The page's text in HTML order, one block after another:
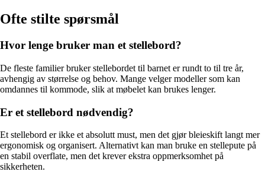
Ofte stilte spørsmål
Hvor lenge bruker man et stellebord?
De fleste familier bruker stellebordet til barnet er rundt to til tre år,
avhengig av størrelse og behov. Mange velger modeller som kan
omdannes til kommode, slik at møbelet kan brukes lenger.
Er et stellebord nødvendig?
Et stellebord er ikke et absolutt must, men det gjør bleieskift langt mer
ergonomisk og organisert. Alternativt kan man bruke en stellepute på
en stabil overflate, men det krever ekstra oppmerksomhet på
sikkerheten.